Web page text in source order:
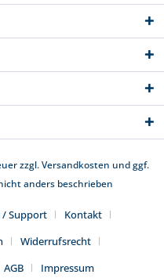
zzgl.Versandkosten und ggf.
anders beschrieben
/ Support
Kontakt
Widerrufsrecht
AGB Impressum